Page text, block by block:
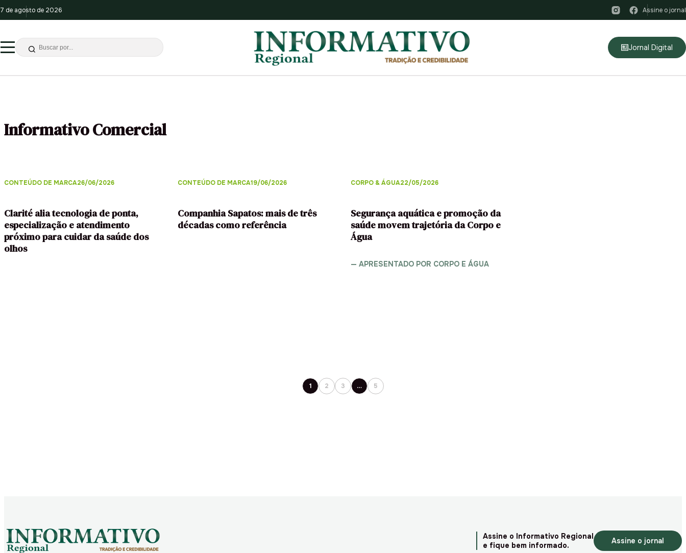
7 de agosto de 2026 Assine o jornal
Jornal Digital
Informativo Comercial
CONTEÚDO DE MARCA26/06/2026
Clarité alia tecnologia de ponta,
especialização e atendimento
próximo para cuidar da saúde dos
olhos
CONTEÚDO DE MARCA19/06/2026
Companhia Sapatos: mais de três
décadas como referência
CORPO & ÁGUA22/05/2026
Segurança aquática e promoção da
saúde movem trajetória da Corpo e
Água
— APRESENTADO POR CORPO E ÁGUA
1 2 3 … 5
Assine o Informativo Regional
e fique bem informado.
Assine o jornal